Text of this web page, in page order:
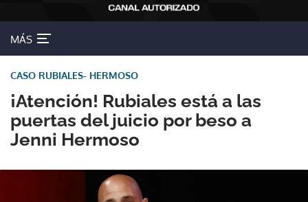
MÁS
¡Atención! Rubiales está a las
puertas del juicio por beso a
Jenni Hermoso
CASO RUBIALES- HERMOSO